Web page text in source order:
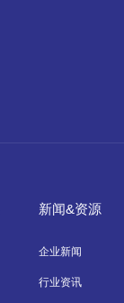
新闻&资源
企业新闻
行业资讯